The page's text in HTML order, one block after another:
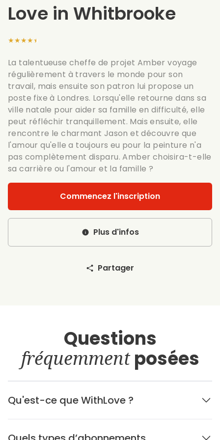
Love in Whitbrooke
★★★★★
La talentueuse cheffe de projet Amber voyage
régulièrement à travers le monde pour son
travail, mais ensuite son patron lui propose un
poste fixe à Londres. Lorsqu'elle retourne dans sa
ville natale pour aider sa famille en difficulté, elle
peut réfléchir tranquillement. Mais ensuite, elle
rencontre le charmant Jason et découvre que
l'amour qu'elle a toujours eu pour la peinture n'a
pas complètement disparu. Amber choisira-t-elle
sa carrière ou l'amour et la famille ?
Commencez l'inscription
Plus d'infos
Partager
Questions
fréquemmentposées
Qu'est-ce que WithLove ?